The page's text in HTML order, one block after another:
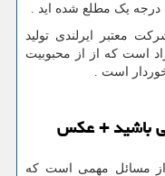
درجه یک مطلع شده اید
ایرلندی تولید
است که از از محبوبیت
است
باشید + عکس
مسائل مهمی است که